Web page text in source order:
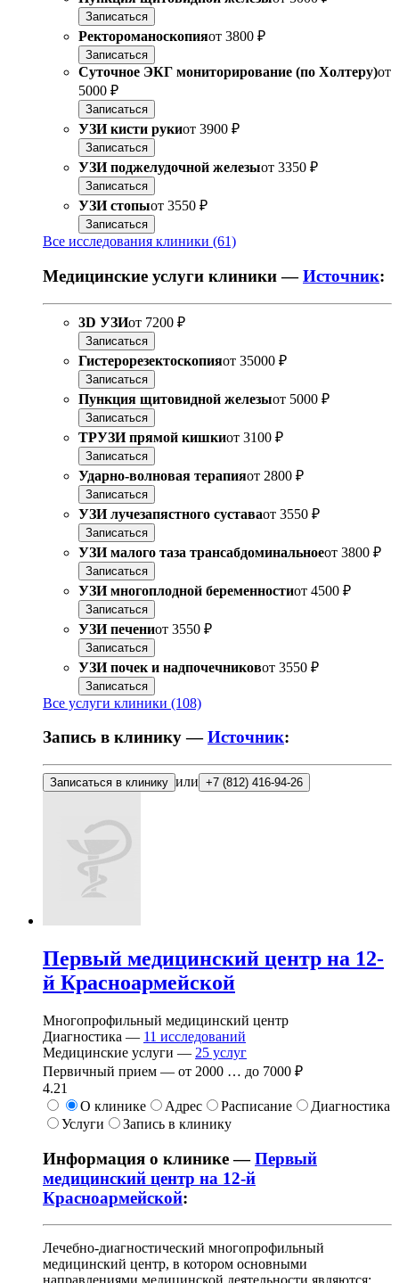
Записаться
Ректороманоскопияот 3800 ₽
Записаться
Суточное ЭКГ мониторирование (по Холтеру)от
5000 ₽
Записаться
УЗИ кисти рукиот 3900 ₽
Записаться
УЗИ поджелудочной железыот 3350 ₽
Записаться
УЗИ стопыот 3550 ₽
Записаться
Все исследования клиники (61)
Медицинские услуги клиники —Источник:
3D УЗИот 7200 ₽
Записаться
Гистерорезектоскопияот 35000 ₽
Записаться
Пункция щитовидной железыот 5000 ₽
Записаться
ТРУЗИ прямой кишкиот 3100 ₽
Записаться
Ударно-волновая терапияот 2800 ₽
Записаться
УЗИ лучезапястного суставаот 3550 ₽
Записаться
УЗИ малого таза трансабдоминальноеот 3800 ₽
Записаться
УЗИ многоплодной беременностиот 4500 ₽
Записаться
УЗИ печениот 3550 ₽
Записаться
УЗИ почек и надпочечниковот 3550 ₽
Записаться
Все услуги клиники (108)
Запись в клинику —Источник:
Записаться в клинику или +7 (812) 416-94-26
Первый медицинский центр на 12-
й Красноармейской
Многопрофильный медицинский центр
Диагностика — 11 исследований
Медицинские услуги — 25 услуг
Первичный прием — от 2000 … до 7000 ₽
4.21
О клинике
Адрес Расписание
Диагностика
Услуги
Запись в клинику
Информация о клинике —Первый
медицинский центр на 12-й
Красноармейской:
Лечебно-диагностический многопрофильный
медицинский центр, в котором основными